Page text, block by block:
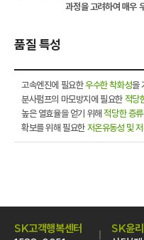
과정을 고려하여 매우
품질 특성
고속엔진에 필요한우수한 착화성을
분사펌프의 마모방지에 필요한적당
높은 열효율을 얻기 위해적당한 증
확보를 위해 필요한저온유동성 및
SK고객행복센터
SK윤